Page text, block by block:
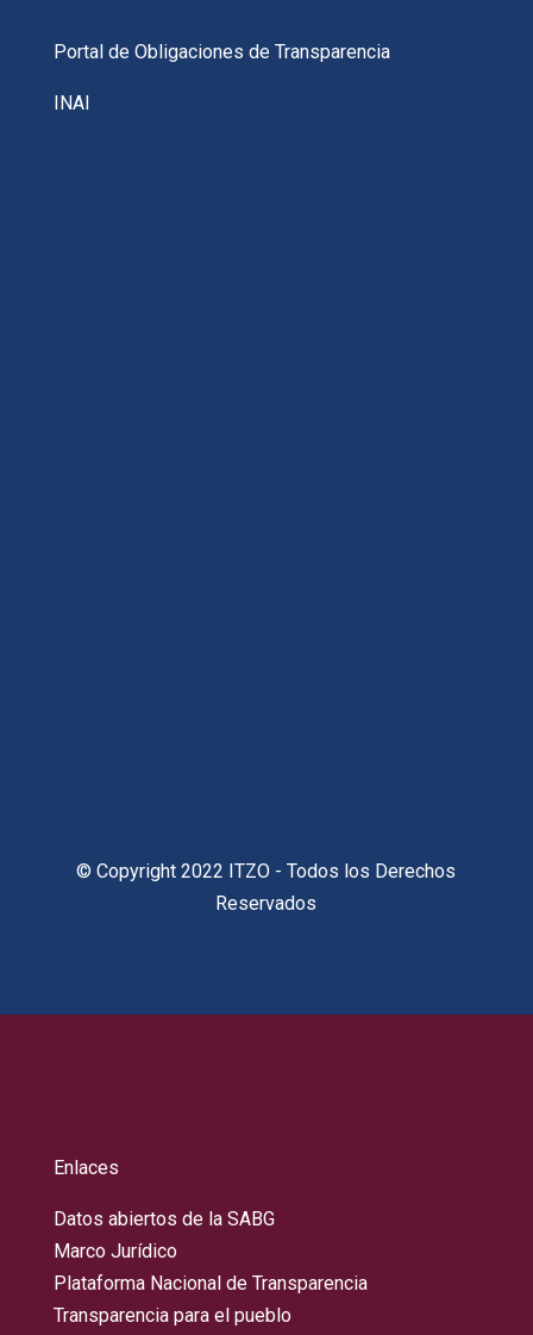
Portal de Obligaciones de Transparencia
INAI
© Copyright 2022 ITZO - Todos los Derechos
Reservados
Enlaces
Datos abiertos de la SABG
Marco Jurídico
Plataforma Nacional de Transparencia
Transparencia para el pueblo